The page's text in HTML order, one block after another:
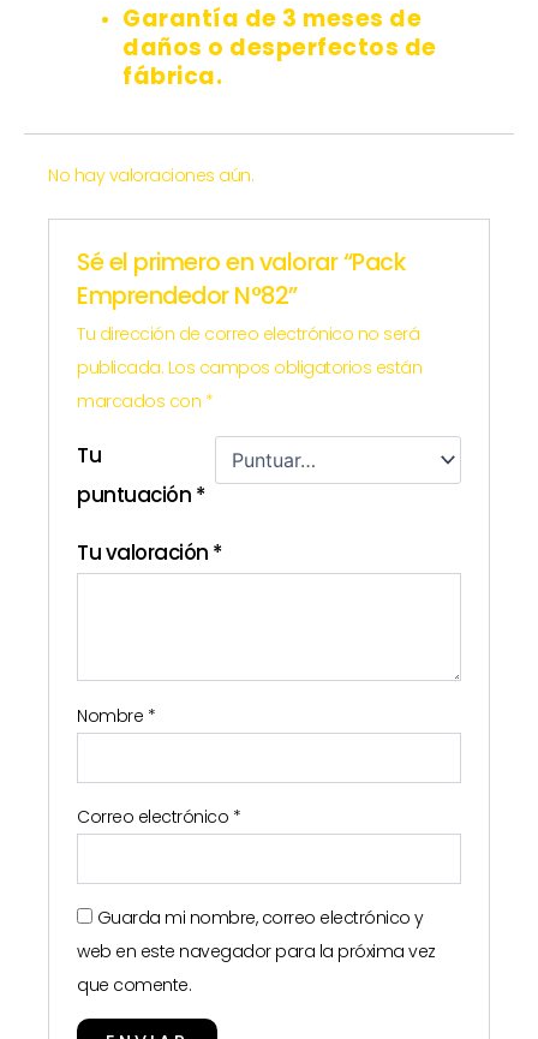
Garantía de 3 meses de
daños o desperfectos de
fábrica.
No hay valoraciones aún.
Sé el primero en valorar “Pack
Emprendedor N°82”
Tu dirección de correo electrónico no será
publicada. Los campos obligatorios están
marcados con *
Tu
puntuación *
Tu valoración *
Nombre *
Correo electrónico *
Guarda mi nombre, correo electrónico y
web en este navegador para la próxima vez
que comente.